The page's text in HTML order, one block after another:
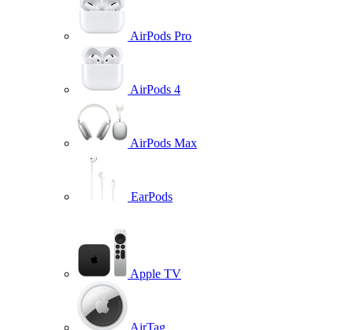
AirPods Pro
AirPods 4
AirPods Max
EarPods
Apple TV